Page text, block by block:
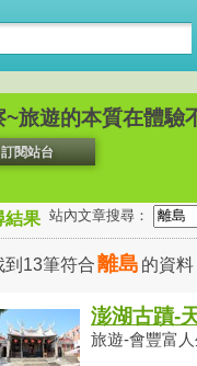
旅遊的本質在體驗
訂閱站台
結果 站內文章搜尋：
到13筆符合離島 的資料
澎湖古蹟-
旅遊-會豐富